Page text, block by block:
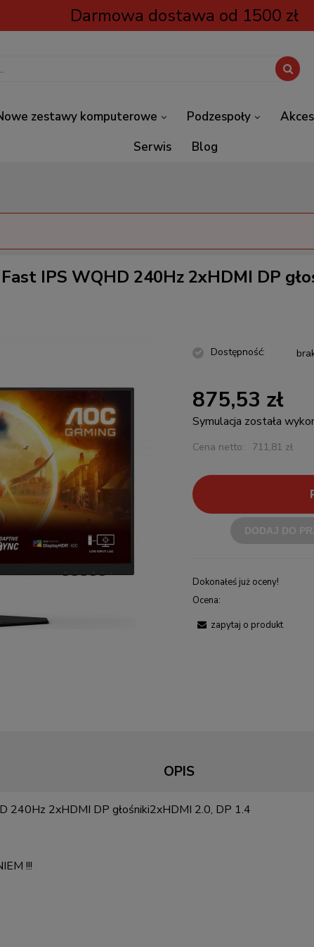
Darmowa dostawa od 1500 zł
zestawy komputerowe Podzespoły
Serwis
Blog
IPS WQHD 240Hz 2xHDMI DP
Dostępność:
875,53 zł
Symulacja została
Cena netto: 711,81 zł
Dokonałeś już oceny!
Ocena:
zapytaj o produkt
OPIS
240Hz 2xHDMI DP głośniki2xHDMI 2.0, DP 1.4
!!!